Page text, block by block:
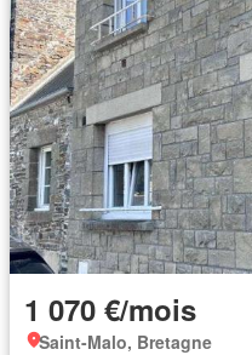
1 070 €/mois
Saint-Malo, Bretagne